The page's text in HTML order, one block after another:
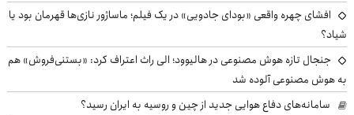
افشای چهره واقعی «بودای جادویی» در یک فیلم؛ ماساژور نازی‌ها قهرمان بود یا
شیاد؟
جنجال تازه هوش مصنوعی در هالیوود؛ الی راث اعتراف کرد: «بستنی‌فروش» هم
به هوش مصنوعی آلوده شد
سامانه‌های دفاع هوایی جدید از چین و روسیه به ایران رسید؟